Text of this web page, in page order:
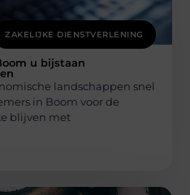
ZAKELIJKE DIENSTVERLENING
u bijstaan
landschappen snel
in Boom voor de
blijven met